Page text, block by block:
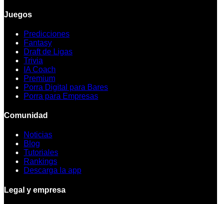
Juegos
Predicciones
Fantasy
Draft de Ligas
Trivia
IA Coach
Premium
Porra Digital para Bares
Porra para Empresas
Comunidad
Noticias
Blog
Tutoriales
Rankings
Descarga la app
Legal y empresa